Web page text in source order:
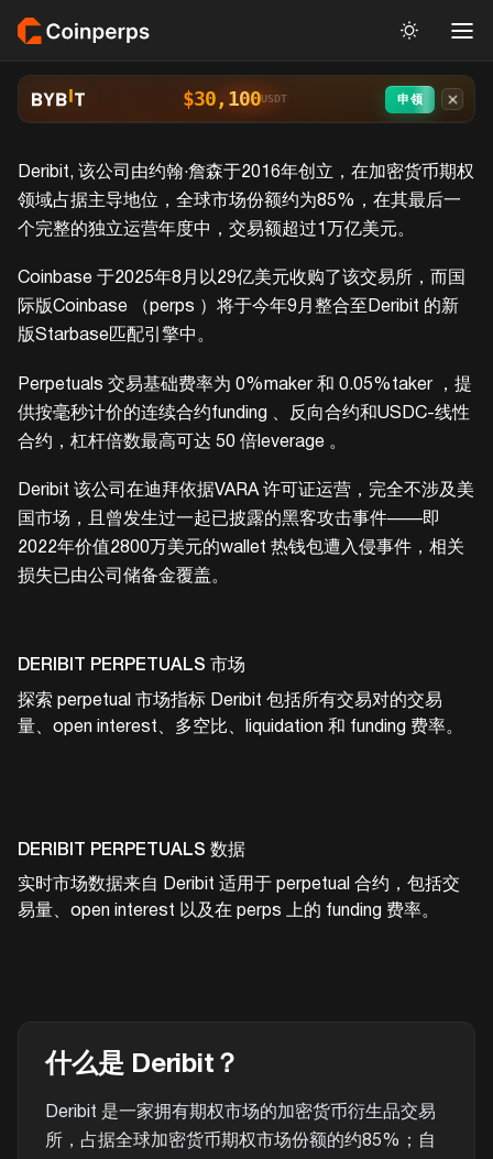
$30,100USDT 申领
Deribit, 该公司由约翰·詹森于2016年创立，在加密货币期权
领域占据主导地位，全球市场份额约为85%，在其最后一
个完整的独立运营年度中，交易额超过1万亿美元。
Coinbase 于2025年8月以29亿美元收购了该交易所，而国
际版Coinbase （perps ）将于今年9月整合至Deribit 的新
版Starbase匹配引擎中。
Perpetuals 交易基础费率为 0%maker 和 0.05%taker ，提
供按毫秒计价的连续合约funding 、反向合约和USDC-线性
合约，杠杆倍数最高可达 50 倍leverage 。
Deribit 该公司在迪拜依据VARA 许可证运营，完全不涉及美
国市场，且曾发生过一起已披露的黑客攻击事件——即
2022年价值2800万美元的wallet 热钱包遭入侵事件，相关
损失已由公司储备金覆盖。
DERIBIT PERPETUALS 市场
探索 perpetual 市场指标 Deribit 包括所有交易对的交易
量、open interest、多空比、liquidation 和 funding 费率。
DERIBIT PERPETUALS 数据
实时市场数据来自 Deribit 适用于 perpetual 合约，包括交
易量、open interest 以及在 perps 上的 funding 费率。
什么是 Deribit？
Deribit 是一家拥有期权市场的加密货币衍生品交易
所，占据全球加密货币期权市场份额的约85%；自